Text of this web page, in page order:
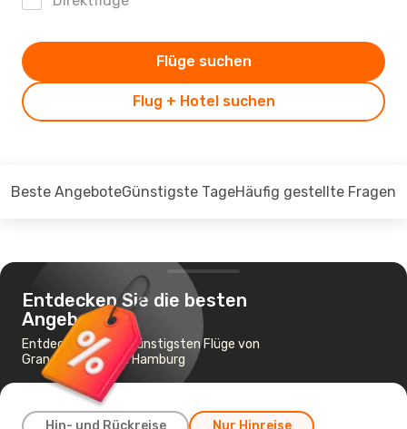
Flug + Hotel suchen
Flüge suchen
Beste AngeboteGünstigste TageHäufig gestellte Fragen
Entdecken Sie die besten
Angebote
Entdecken Sie die günstigsten Flüge von
Gran Canaria nach Hamburg
Hin- und Rückreise Nur Hinreise